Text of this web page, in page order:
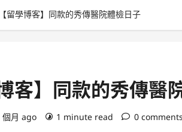
【留學博客】同款的秀傳醫院體檢日子
客】同款的秀傳醫
個月 ago 1 minute read 0 comments